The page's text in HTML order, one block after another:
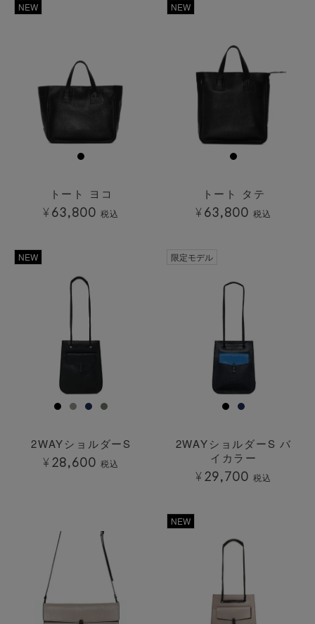
NEW
トート ヨコ
¥63,800 税込
NEW
トート タテ
¥63,800 税込
NEW
2WAYショルダーS
¥ 28,600 税込
限定モデル
2WAYショルダーS バ
イカラー
¥ 29,700 税込
NEW